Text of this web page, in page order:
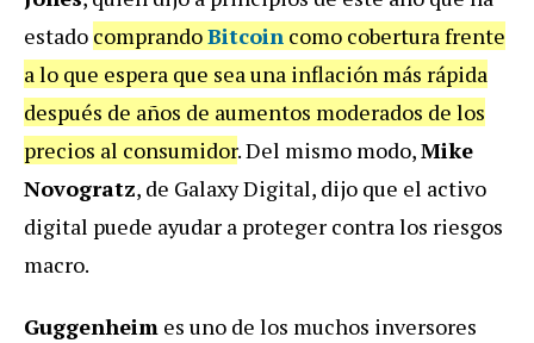
estado comprandoBitcoin como cobertura frente
a lo que espera que sea una inflación más rápida
después de años de aumentos moderados de los
precios al consumidor. Del mismo modo,Mike
Novogratz, de Galaxy Digital, dijo que el activo
digital puede ayudar a proteger contra los riesgos
macro.
Guggenheim es uno de los muchos inversores